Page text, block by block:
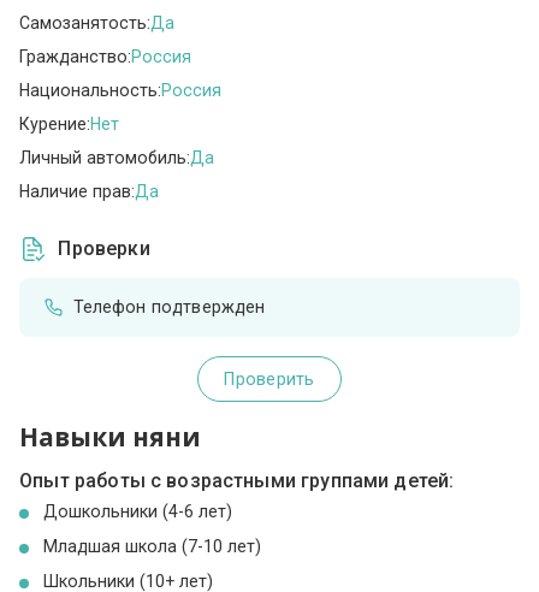
Самозанятость:Да
Гражданство:Россия
Национальность:Россия
Курение:Нет
Личный автомобиль:Да
Наличие прав:Да
Проверки
Телефон подтвержден
Проверить
Навыки няни
Опыт работы с возрастными группами детей:
Дошкольники (4-6 лет)
Младшая школа (7-10 лет)
Школьники (10+ лет)